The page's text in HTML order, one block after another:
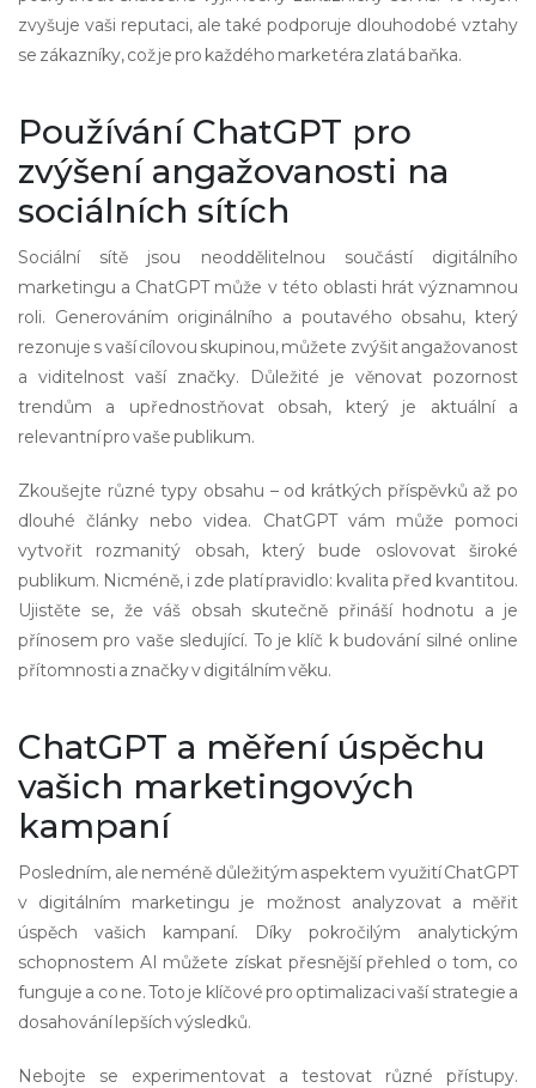
zvyšuje vaši reputaci, ale také podporuje dlouhodobé vztahy
se zákazníky, což je pro každého marketéra zlatá baňka.
Používání ChatGPT pro
zvýšení angažovanosti na
sociálních sítích
Sociální sítě jsou neoddělitelnou součástí digitálního
marketingu a ChatGPT může v této oblasti hrát významnou
roli. Generováním originálního a poutavého obsahu, který
rezonuje s vaší cílovou skupinou, můžete zvýšit angažovanost
a viditelnost vaší značky. Důležité je věnovat pozornost
trendům a upřednostňovat obsah, který je aktuální a
relevantní pro vaše publikum.
Zkoušejte různé typy obsahu – od krátkých příspěvků až po
dlouhé články nebo videa. ChatGPT vám může pomoci
vytvořit rozmanitý obsah, který bude oslovovat široké
publikum. Nicméně, i zde platí pravidlo: kvalita před kvantitou.
Ujistěte se, že váš obsah skutečně přináší hodnotu a je
přínosem pro vaše sledující. To je klíč k budování silné online
přítomnosti a značky v digitálním věku.
ChatGPT a měření úspěchu
vašich marketingových
kampaní
Posledním, ale neméně důležitým aspektem využití ChatGPT
v digitálním marketingu je možnost analyzovat a měřit
úspěch vašich kampaní. Díky pokročilým analytickým
schopnostem AI můžete získat přesnější přehled o tom, co
funguje a co ne. Toto je klíčové pro optimalizaci vaší strategie a
dosahování lepších výsledků.
Nebojte se experimentovat a testovat různé přístupy.